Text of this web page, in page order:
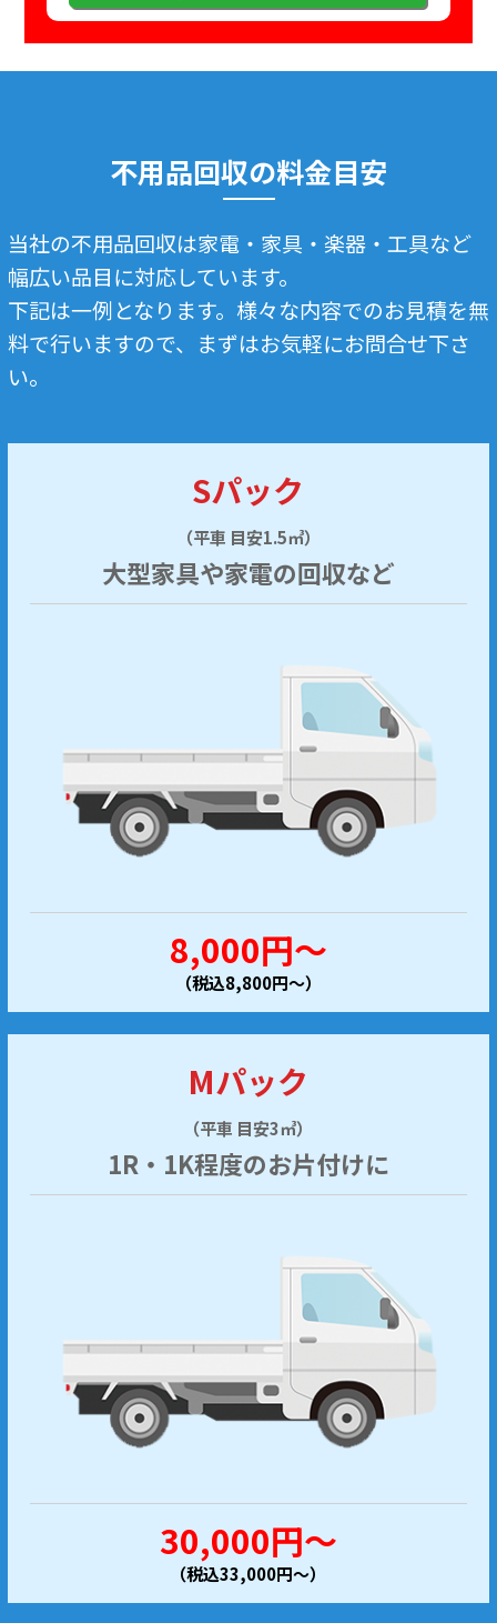
不用品回収の料金目安
当社の不用品回収は家電・家具・楽器・工具など
幅広い品目に対応しています。
下記は一例となります。様々な内容でのお見積を無
料で行いますので、まずはお気軽にお問合せ下さ
い。
Sパック
（平車 目安1.5㎥）
大型家具や家電の回収など
8,000円～
（税込8,800円～）
Mパック
（平車 目安3㎥）
1R・1K程度のお片付けに
30,000円～
（税込33,000円～）